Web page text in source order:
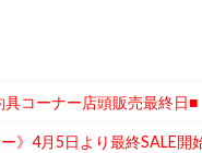
コーナー店頭販売最終日■
》4月5日より最終SALE開